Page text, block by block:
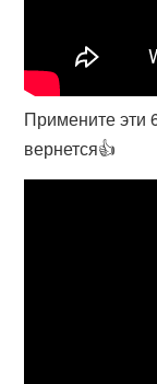
Примените эти
вернется👍